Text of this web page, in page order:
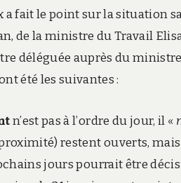
a fait le point sur la situation
de la ministre du Travail
déléguée auprès du
été les suivantes :
n’est pas à l’ordre du jour, il «
restent ouverts,
jours pourrait être